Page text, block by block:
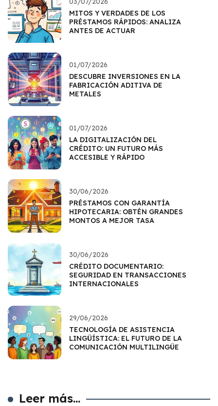
MITOS Y VERDADES DE LOS
PRÉSTAMOS RÁPIDOS: ANALIZA
ANTES DE ACTUAR
01/07/2026
DESCUBRE INVERSIONES EN LA
FABRICACIÓN ADITIVA DE
METALES
01/07/2026
LA DIGITALIZACIÓN DEL
CRÉDITO: UN FUTURO MÁS
ACCESIBLE Y RÁPIDO
30/06/2026
PRÉSTAMOS CON GARANTÍA
HIPOTECARIA: OBTÉN GRANDES
MONTOS A MEJOR TASA
30/06/2026
CRÉDITO DOCUMENTARIO:
SEGURIDAD EN TRANSACCIONES
INTERNACIONALES
29/06/2026
TECNOLOGÍA DE ASISTENCIA
LINGÜÍSTICA: EL FUTURO DE LA
COMUNICACIÓN MULTILINGÜE
Leer más...